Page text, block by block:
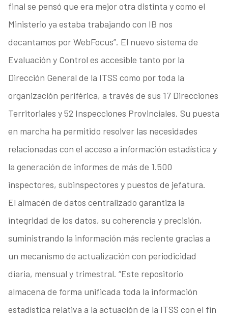
final se pensó que era mejor otra distinta y como el
Ministerio ya estaba trabajando con IB nos
decantamos por WebFocus”. El nuevo sistema de
Evaluación y Control es accesible tanto por la
Dirección General de la ITSS como por toda la
organización periférica, a través de sus 17 Direcciones
Territoriales y 52 Inspecciones Provinciales. Su puesta
en marcha ha permitido resolver las necesidades
relacionadas con el acceso a información estadística y
la generación de informes de más de 1.500
inspectores, subinspectores y puestos de jefatura.
El almacén de datos centralizado garantiza la
integridad de los datos, su coherencia y precisión,
suministrando la información más reciente gracias a
un mecanismo de actualización con periodicidad
diaria, mensual y trimestral. “Este repositorio
almacena de forma unificada toda la información
estadística relativa a la actuación de la ITSS con el fin